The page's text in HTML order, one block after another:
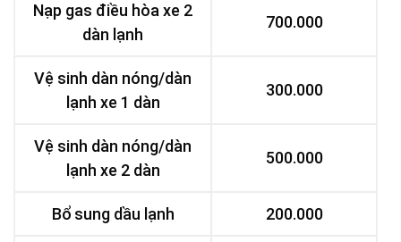
Nạp gas điều hòa xe 2
dàn lạnh
700.000
Vệ sinh dàn nóng/dàn
lạnh xe 1 dàn
300.000
Vệ sinh dàn nóng/dàn
lạnh xe 2 dàn
500.000
Bổ sung dầu lạnh 200.000